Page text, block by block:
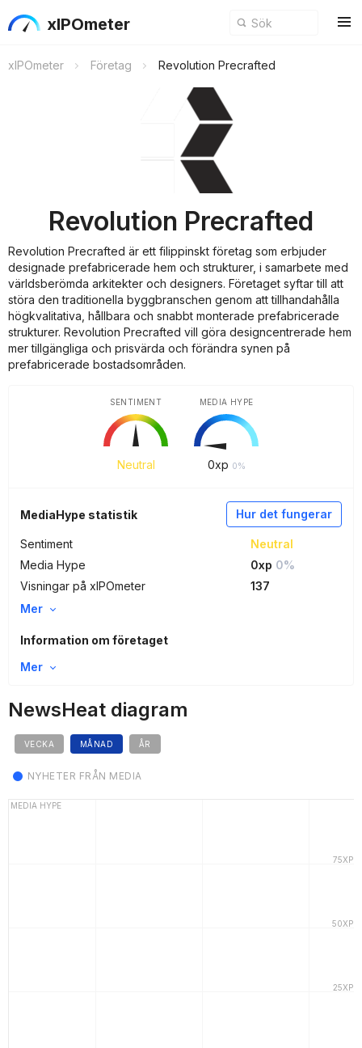
xIPOmeter
xIPOmeter Företag Revolution Precrafted
Revolution Precrafted
Revolution Precrafted är ett filippinskt företag som erbjuder
designade prefabricerade hem och strukturer, i samarbete med
världsberömda arkitekter och designers. Företaget syftar till att
störa den traditionella byggbranschen genom att tillhandahålla
högkvalitativa, hållbara och snabbt monterade prefabricerade
strukturer. Revolution Precrafted vill göra designcentrerade hem
mer tillgängliga och prisvärda och förändra synen på
prefabricerade bostadsområden.
Neutral
SENTIMENT
0xp 0%
MEDIA HYPE
Hur det fungerar
MediaHype statistik
Sentiment
Neutral
Media Hype
0xp 0%
Visningar på xIPOmeter
137
Mer
Information om företaget
Mer
NewsHeat diagram
VECKA MÅNAD ÅR
NYHETER FRÅN MEDIA